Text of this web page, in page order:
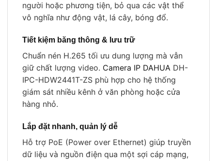
người hoặc phương tiện, bỏ qua các vật thể
vô nghĩa như động vật, lá cây, bóng đổ.
Tiết kiệm băng thông & lưu trữ
Chuẩn nén H.265 tối ưu dung lượng mà vẫn
giữ chất lượng video. Camera IP DAHUA DH-
IPC-HDW2441T-ZS phù hợp cho hệ thống
giám sát nhiều kênh ở văn phòng hoặc cửa
hàng nhỏ.
Lắp đặt nhanh, quản lý dễ
Hỗ trợ PoE (Power over Ethernet) giúp truyền
dữ liệu và nguồn điện qua một sợi cáp mạng,